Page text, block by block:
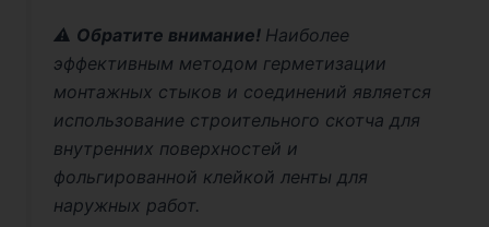
⚠️ Обратите внимание! Наиболее
эффективным методом герметизации
монтажных стыков и соединений является
использование строительного скотча для
внутренних поверхностей и
фольгированной клейкой ленты для
наружных работ.